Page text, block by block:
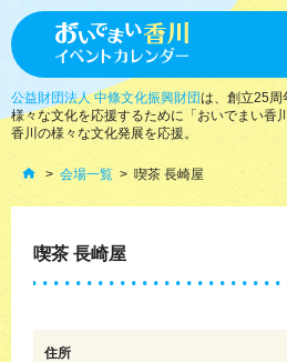
公益財団法人 中條文化振興財団は、創立25周
様々な文化を応援するために「おいでまい香
香川の様々な文化発展を応援。
会場一覧 喫茶 長崎屋
喫茶 長崎屋
住所